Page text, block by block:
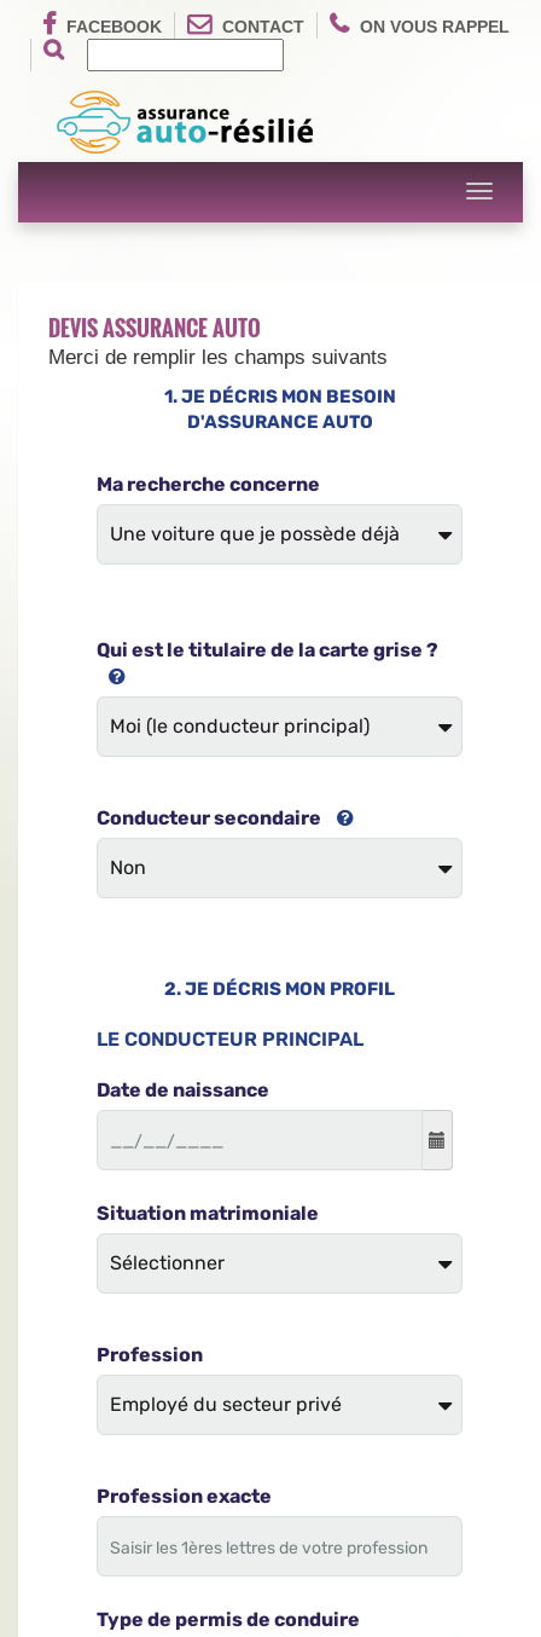
FACEBOOK CONTACT ON VOUS RAPPEL
Toggle
DEVIS ASSURANCE AUTO
Merci de remplir les champs suivants